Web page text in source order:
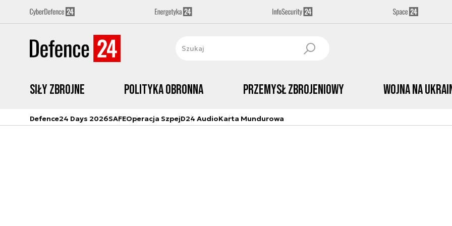
Siły zbrojne Polityka obronna Przemysł Zbrojeniowy Wojna na
Defence24 Days 2026SAFEOperacja SzpejD24 AudioKarta Mundurowa